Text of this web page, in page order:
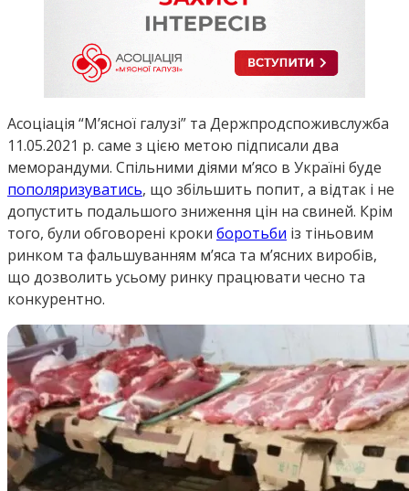
Асоціація “М’ясної галузі” та Держпродспоживслужба
11.05.2021 р. саме з цією метою підписали два
меморандуми. Спільними діями м’ясо в Україні буде
пополяризуватись, що збільшить попит, а відтак і не
допустить подальшого зниження цін на свиней. Крім
того, були обговорені кроки боротьби із тіньовим
ринком та фальшуванням м’яса та м’ясних виробів,
що дозволить усьому ринку працювати чесно та
конкурентно.